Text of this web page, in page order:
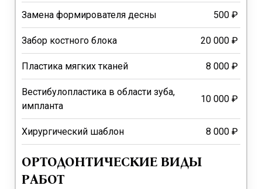
Замена формирователя десны 500 ₽
Забор костного блока 20 000 ₽
Пластика мягких тканей 8 000 ₽
Вестибулопластика в области зуба,
импланта
10 000 ₽
Хирургический шаблон 8 000 ₽
ОРТОДОНТИЧЕСКИЕ ВИДЫ
РАБОТ